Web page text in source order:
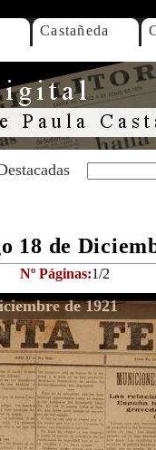
Castañeda
18 de
Nº Páginas:1/2
de 1921